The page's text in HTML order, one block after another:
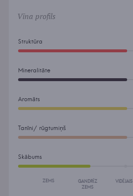
Vīna profils
Struktūra
Mineralitāte
Aromāts
Tanīni/ rūgtumiņš
Skābums
ZEMS
GANDRĪZ
ZEMS
VIDĒJAIS